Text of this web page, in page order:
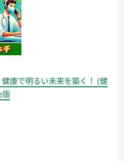
康で明るい未来を築く！ (健
版